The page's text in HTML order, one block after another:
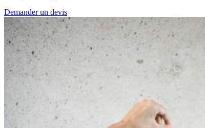
Demander un devis